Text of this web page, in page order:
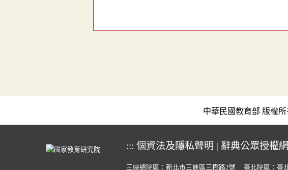
中華民國教育部 版權所
::: 個資法及隱私聲明 | 辭典公眾授權網
三峽總院區：新北市三峽區三樹路2號 臺北院區：臺